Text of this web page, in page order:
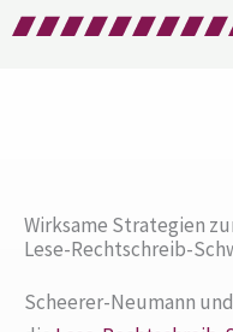
Wirksame Strategien
Lese-Rechtschreib-
Scheerer-Neumann